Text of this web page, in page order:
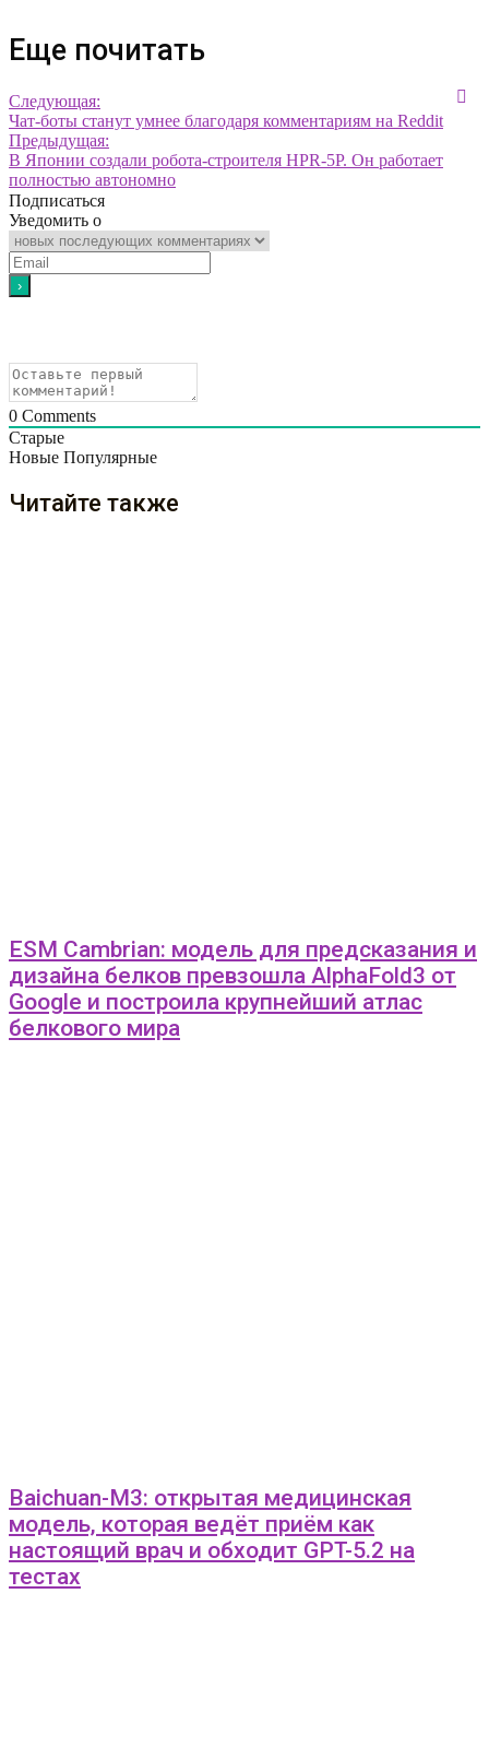
Еще почитать
Следующая:
Чат-боты станут умнее благодаря комментариям на Reddit
Предыдущая:
В Японии создали робота-строителя HPR-5P. Он работает
полностью автономно
Подписаться
Уведомить о
0 Comments
Старые
Новые Популярные
Читайте также
ESM Cambrian: модель для предсказания и
дизайна белков превзошла AlphaFold3 от
Google и построила крупнейший атлас
белкового мира
Baichuan-M3: открытая медицинская
модель, которая ведёт приём как
настоящий врач и обходит GPT-5.2 на
тестах